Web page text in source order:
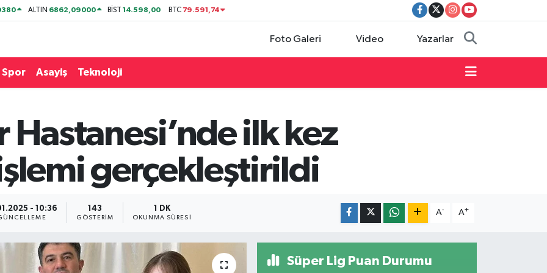
ALTIN 6862,09000 BİST14.598,00 BTC 79.591,74
Foto Galeri Video Yazarlar
Spor Asayiş Teknoloji
Hastanesi’nde ilk kez
gerçekleştirildi
- 10:36 143
GÖSTERIM
1 DK
OKUNMA SÜRESI
A- A+
Süper Lig Puan Durumu